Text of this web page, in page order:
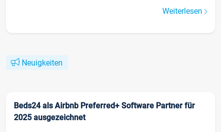
Weiterlesen
Neuigkeiten
Beds24 als Airbnb Preferred+ Software Partner für
2025 ausgezeichnet